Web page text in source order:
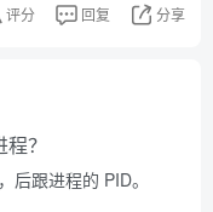
评分 回复 分享
？
跟进程的 PID。